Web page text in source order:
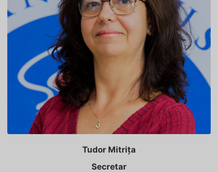
Tudor Mitrița
Secretar